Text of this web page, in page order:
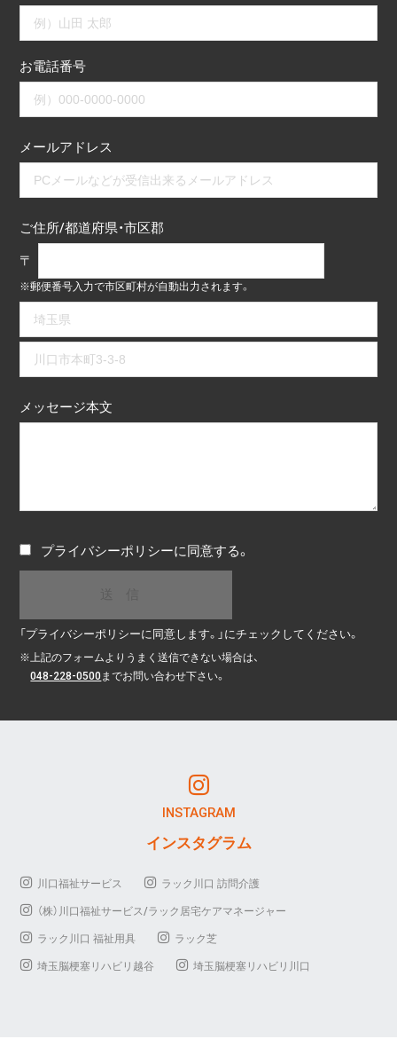
お電話番号
メールアドレス
ご住所/都道府県・市区郡
〒
※郵便番号入力で市区町村が自動出力されます。
メッセージ本文
プライバシーポリシーに同意する。
「プライバシーポリシーに同意します。」にチェックしてください。
※上記のフォームよりうまく送信できない場合は、
048-228-0500までお問い合わせ下さい。
INSTAGRAM
インスタグラム
川口福祉サービス
ラック川口 訪問介護
（株）川口福祉サービス/ラック居宅ケアマネージャー
ラック川口 福祉用具
ラック芝
埼玉脳梗塞リハビリ越谷
埼玉脳梗塞リハビリ川口